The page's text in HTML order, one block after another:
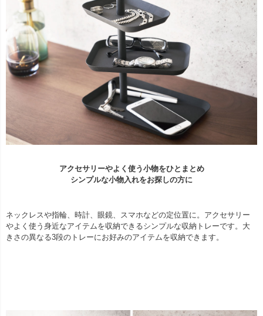
アクセサリーやよく使う小物をひとまとめ
シンプルな小物入れをお探しの方に
ネックレスや指輪、時計、眼鏡、スマホなどの定位置に。アクセサリー
やよく使う身近なアイテムを収納できるシンプルな収納トレーです。大
きさの異なる3段のトレーにお好みのアイテムを収納できます。